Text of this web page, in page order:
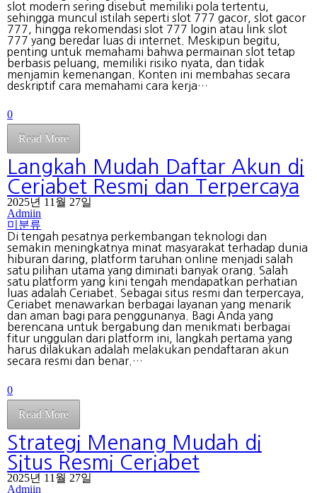
slot modern sering disebut memiliki pola tertentu,
sehingga muncul istilah seperti slot 777 gacor, slot gacor
777, hingga rekomendasi slot 777 login atau link slot
777 yang beredar luas di internet. Meskipun begitu,
penting untuk memahami bahwa permainan slot tetap
berbasis peluang, memiliki risiko nyata, dan tidak
menjamin kemenangan. Konten ini membahas secara
deskriptif cara memahami cara kerja…
0
Read More
Langkah Mudah Daftar Akun di
Ceriabet Resmi dan Terpercaya
2025년 11월 27일
Admiin
미분류
Di tengah pesatnya perkembangan teknologi dan
semakin meningkatnya minat masyarakat terhadap dunia
hiburan daring, platform taruhan online menjadi salah
satu pilihan utama yang diminati banyak orang. Salah
satu platform yang kini tengah mendapatkan perhatian
luas adalah Ceriabet. Sebagai situs resmi dan terpercaya,
Ceriabet menawarkan berbagai layanan yang menarik
dan aman bagi para penggunanya. Bagi Anda yang
berencana untuk bergabung dan menikmati berbagai
fitur unggulan dari platform ini, langkah pertama yang
harus dilakukan adalah melakukan pendaftaran akun
secara resmi dan benar.…
0
Read More
Strategi Menang Mudah di
Situs Resmi Ceriabet
2025년 11월 27일
Admiin